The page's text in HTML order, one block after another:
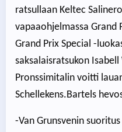
ratsullaan Keltec
vapaaohjelmassa Grand
Grand Prix Special -
saksalaisratsukon
Pronssimitalin voitti
Schellekens.Bartels
-Van Grunsvenin